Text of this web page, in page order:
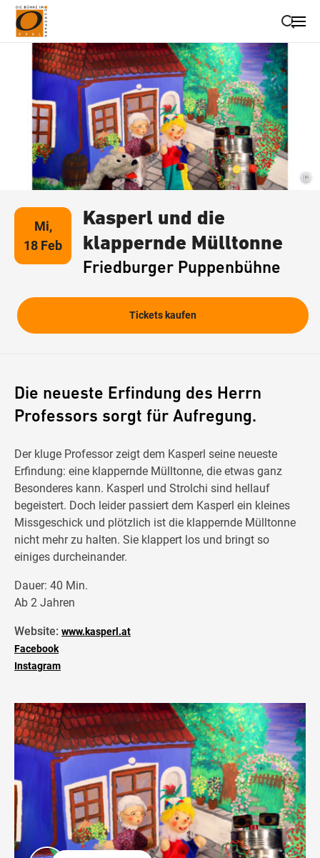
Suche schließen
Wegbeschreibung erhalten
©
Mi,
18 Feb
Kasperl und die
klappernde Mülltonne
Friedburger Puppenbühne
Tickets kaufen
Die neueste Erfindung des Herrn
Professors sorgt für Aufregung.
Der kluge Professor zeigt dem Kasperl seine neueste
Erfindung: eine klappernde Mülltonne, die etwas ganz
Besonderes kann. Kasperl und Strolchi sind hellauf
begeistert. Doch leider passiert dem Kasperl ein kleines
Missgeschick und plötzlich ist die klappernde Mülltonne
nicht mehr zu halten. Sie klappert los und bringt so
einiges durcheinander.
Dauer: 40 Min.
​Ab 2 Jahren
Website: www.kasperl.at
Facebook
Instagram